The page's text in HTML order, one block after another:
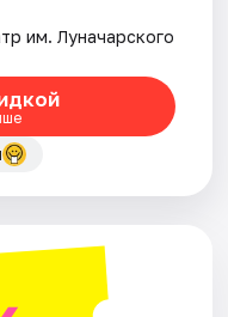
им. Луначарского